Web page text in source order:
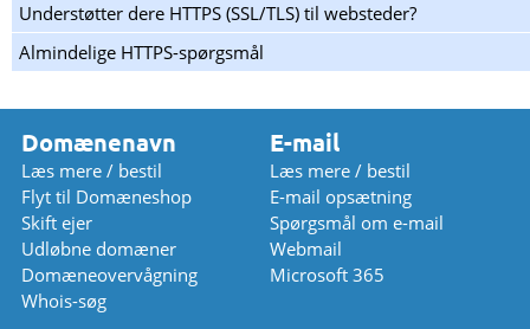
Understøtter dere HTTPS (SSL/TLS) til websteder?
Almindelige HTTPS-spørgsmål
Domænenavn
Læs mere / bestil
Flyt til Domæneshop
Skift ejer
Udløbne domæner
Domæneovervågning
Whois-søg
E-mail
Læs mere / bestil
E-mail opsætning
Spørgsmål om e-mail
Webmail
Microsoft 365